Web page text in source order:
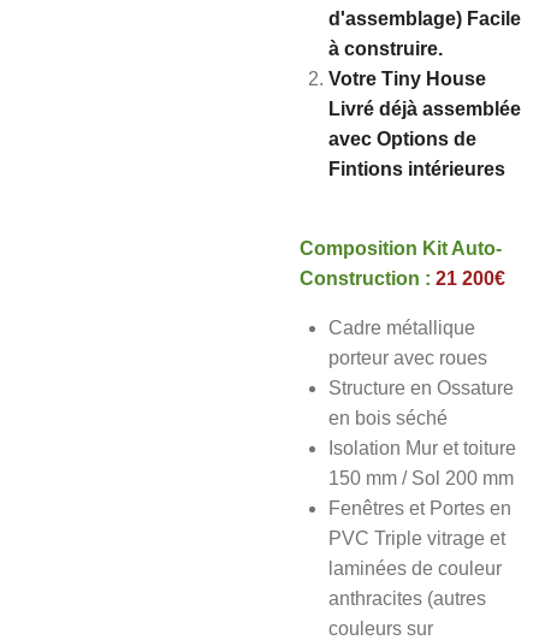
d'assemblage) Facile
à construire.
Votre Tiny House
Livré déjà assemblée
avec Options de
Fintions intérieures
Composition Kit Auto-
Construction : 21 200€
Cadre métallique
porteur avec roues
Structure en Ossature
en bois séché
Isolation Mur et toiture
150 mm / Sol 200 mm
Fenêtres et Portes en
PVC Triple vitrage et
laminées de couleur
anthracites (autres
couleurs sur